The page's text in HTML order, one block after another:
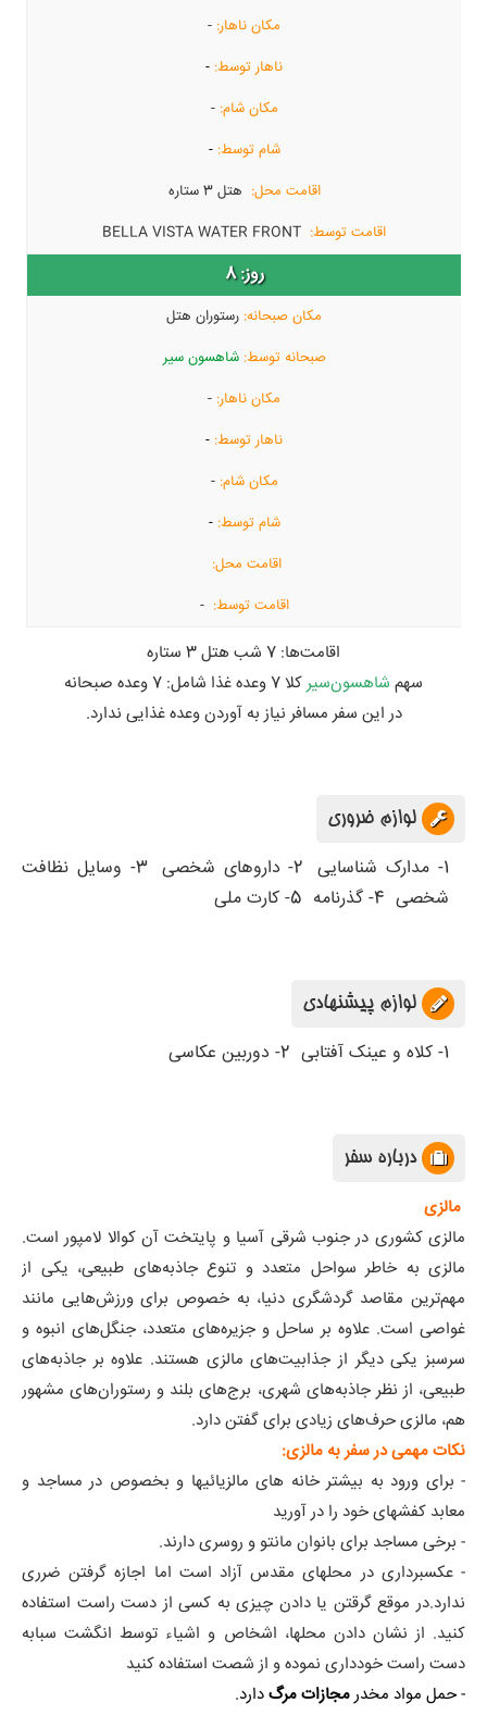
-
-
-
-
هتل 3 ستاره
8
رستوران هتل
شاهسون سیر
-
-
-
-
-
اقامت‌ها: 7 شب هتل 3 ستاره
سهم شاهسون‌سیرکلا 7 وعده غذا شامل:
7 وعده صبحانه
در این سفر مسافر نیاز به آوردن وعده غذایی ندارد.
لوازم ضروری
1- مدارک شناسایی 2- داروهای شخصی
3- وسایل نظافت
شخصی 4- گذرنامه 5- کارت ملی
لوازم پیشنهادی
1- کلاه و عینک آفتابی 2- دوربین عکاسی
درباره سفر
مالزی
مالزی کشوری در جنوب شرقی آسیا و پایتخت آن کوالا لامپور است.
مالزی به خاطر سواحل متعدد و تنوع جاذبه‌های طبیعی، یکی از
مهم‌ترین مقاصد گردشگری دنیا، به خصوص برای ورزش‌هایی مانند
غواصی است. علاوه بر ساحل و جزیره‌های متعدد، جنگل‌های انبوه و
سرسبز یکی دیگر از جذابیت‌های مالزی هستند. علاوه بر جاذبه‌های
طبیعی، از نظر جاذبه‌های شهری، برج‌های بلند و رستوران‌های مشهور
هم، مالزی حرف‌های زیادی برای گفتن دارد.
نکات مهمی در سفر به مالزی:
- برای ورود به بیشتر خانه های مالزیائیها و بخصوص در مساجد و
معابد کفشهای خود را در آورید
- برخی مساجد برای بانوان مانتو و روسری دارند.
- عکسبرداری در محلهای مقدس آزاد است اما اجازه گرفتن ضرری
ندارد.در موقع گرقتن یا دادن چیزی به کسی از دست راست استفاده
کنید. از نشان دادن محلها، اشخاص و اشیاء توسط انگشت سبابه
دست راست خودداری نموده و از شصت استفاده کنید
- حمل مواد مخدرمجازات مرگدارد.